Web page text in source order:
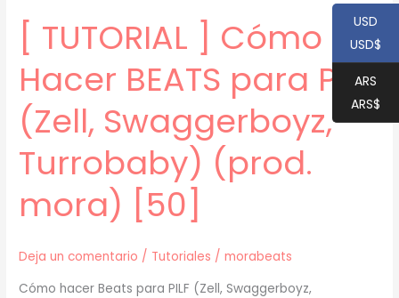
[ TUTORIAL ] Cómo
Hacer BEATS para PILF
(Zell, Swaggerboyz,
Turrobaby) (prod.
mora) [50]
Deja un comentario / Tutoriales /morabeats
Cómo hacer Beats para PILF (Zell, Swaggerboyz,
USD
USD$
ARS
ARS$